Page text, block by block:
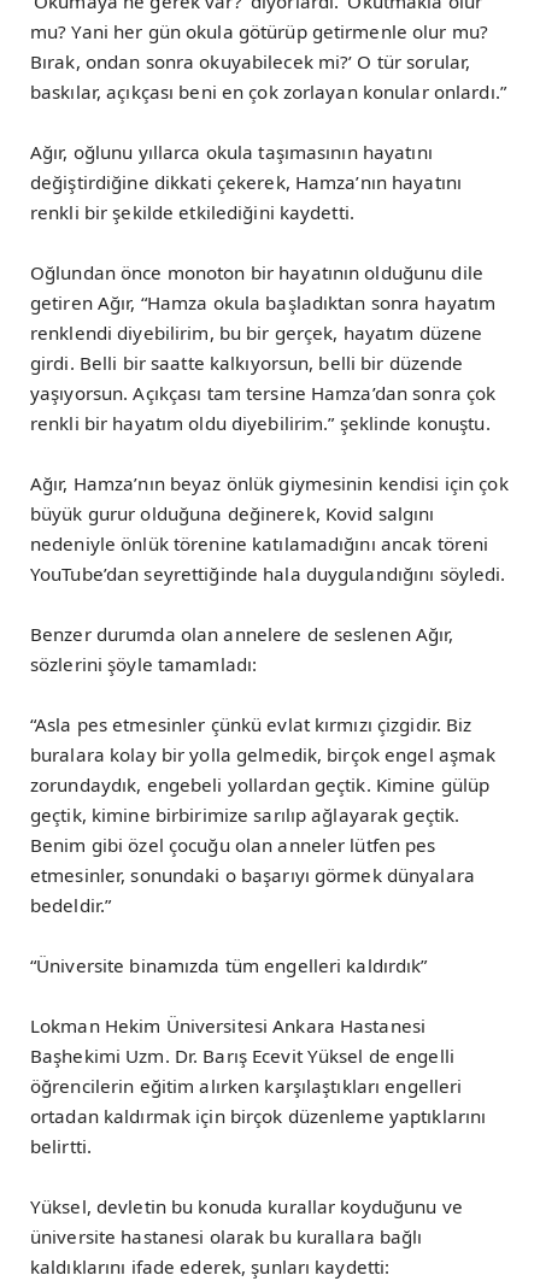
mu? Yani her gün okula götürüp getirmenle olur mu?
Bırak, ondan sonra okuyabilecek mi?’ O tür sorular,
baskılar, açıkçası beni en çok zorlayan konular onlardı.”
Ağır, oğlunu yıllarca okula taşımasının hayatını
değiştirdiğine dikkati çekerek, Hamza’nın hayatını
renkli bir şekilde etkilediğini kaydetti.
Oğlundan önce monoton bir hayatının olduğunu dile
getiren Ağır, “Hamza okula başladıktan sonra hayatım
renklendi diyebilirim, bu bir gerçek, hayatım düzene
girdi. Belli bir saatte kalkıyorsun, belli bir düzende
yaşıyorsun. Açıkçası tam tersine Hamza’dan sonra çok
renkli bir hayatım oldu diyebilirim.” şeklinde konuştu.
Ağır, Hamza’nın beyaz önlük giymesinin kendisi için çok
büyük gurur olduğuna değinerek, Kovid salgını
nedeniyle önlük törenine katılamadığını ancak töreni
YouTube’dan seyrettiğinde hala duygulandığını söyledi.
Benzer durumda olan annelere de seslenen Ağır,
sözlerini şöyle tamamladı:
“Asla pes etmesinler çünkü evlat kırmızı çizgidir. Biz
buralara kolay bir yolla gelmedik, birçok engel aşmak
zorundaydık, engebeli yollardan geçtik. Kimine gülüp
geçtik, kimine birbirimize sarılıp ağlayarak geçtik.
Benim gibi özel çocuğu olan anneler lütfen pes
etmesinler, sonundaki o başarıyı görmek dünyalara
bedeldir.”
“Üniversite binamızda tüm engelleri kaldırdık”
Lokman Hekim Üniversitesi Ankara Hastanesi
Başhekimi Uzm. Dr. Barış Ecevit Yüksel de engelli
öğrencilerin eğitim alırken karşılaştıkları engelleri
ortadan kaldırmak için birçok düzenleme yaptıklarını
belirtti.
Yüksel, devletin bu konuda kurallar koyduğunu ve
üniversite hastanesi olarak bu kurallara bağlı
kaldıklarını ifade ederek, şunları kaydetti: